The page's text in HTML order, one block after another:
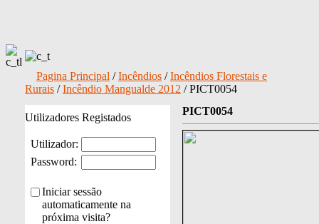
Pagina Principal /Incêndios /Incêndios Florestais e
Rurais /Incêndio Mangualde 2012 / PICT0054
Utilizadores Registados
Utilizador:
Password:
Iniciar sessão
automaticamente na
próxima visita?
PICT0054